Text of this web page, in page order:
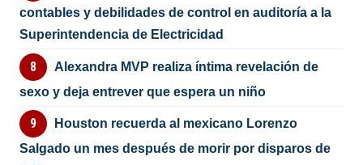
contables y debilidades de control en auditoría a la
Superintendencia de Electricidad
Alexandra MVP realiza íntima revelación de
sexo y deja entrever que espera un niño
Houston recuerda al mexicano Lorenzo
Salgado un mes después de morir por disparos de